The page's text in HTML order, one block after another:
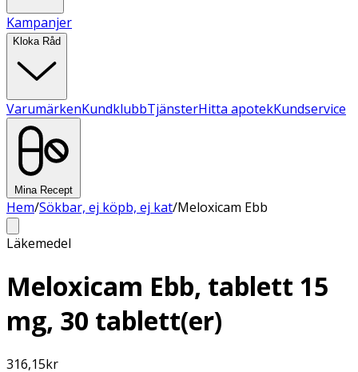
Kampanjer
Kloka Råd
VarumärkenKundklubbTjänsterHitta apotekKundservice
Mina Recept
Hem/Sökbar, ej köpb, ej kat/Meloxicam Ebb
Läkemedel
Meloxicam Ebb, tablett 15
mg, 30 tablett(er)
316,15kr